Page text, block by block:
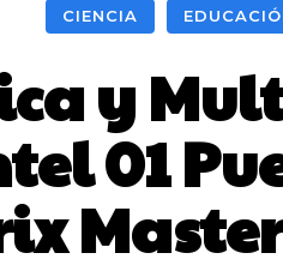
CIENCIA
y
01